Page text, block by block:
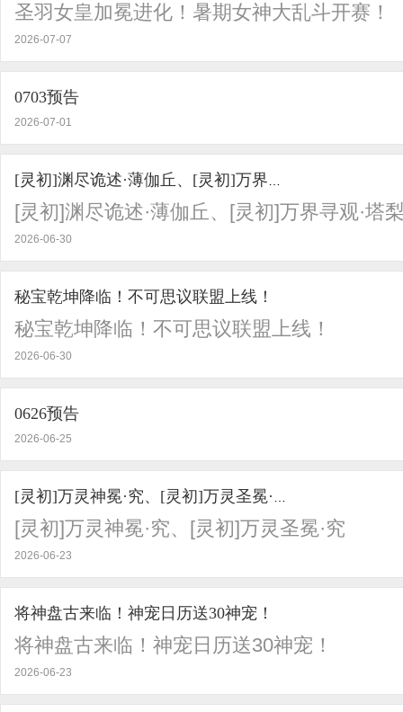
圣羽女皇加冕进化！暑期女神大乱斗开赛！
2026-07-07
0703预告
2026-07-01
[灵初]渊尽诡述·薄伽丘、[灵初]万界寻观·塔
2026-06-30
秘宝乾坤降临！不可思议联盟上线！
秘宝乾坤降临！不可思议联盟上线！
2026-06-30
0626预告
2026-06-25
[灵初]万灵神冕·究、[灵初]万灵圣冕·究
2026-06-23
将神盘古来临！神宠日历送30神宠！
将神盘古来临！神宠日历送30神宠！
2026-06-23